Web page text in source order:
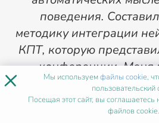
поведения.
методику интеграции
КПТ, которую
конференции. Меня
заведующей
нейрокоррекции,
Наконец съездила в
× Мы используемфайлы cookie,
пользовательский
Посещая этот сайт, вы
файлов cookie.